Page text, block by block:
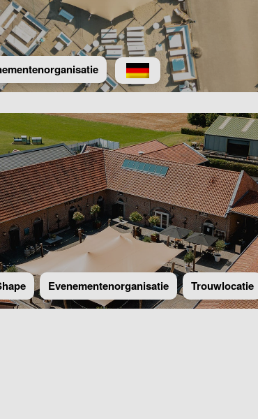
Evenementenorganisatie Trouwlocatie